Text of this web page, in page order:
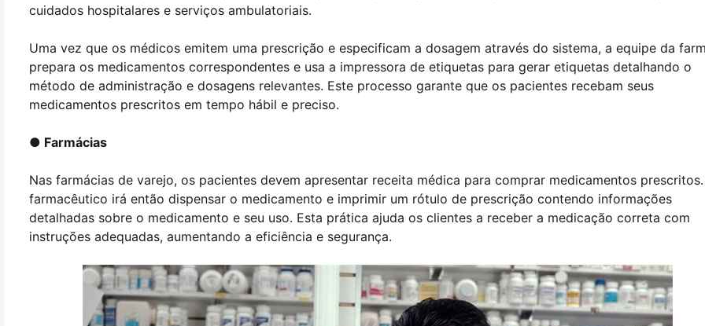
cuidados hospitalares e serviços ambulatoriais.
Uma vez que os médicos emitem uma prescrição e especificam a dosagem através do sistema, a equipe da
prepara os medicamentos correspondentes e usa a impressora de etiquetas para gerar etiquetas detalhando o
método de administração e dosagens relevantes. Este processo garante que os pacientes recebam seus
medicamentos prescritos em tempo hábil e preciso.
● Farmácias
Nas farmácias de varejo, os pacientes devem apresentar receita médica para comprar medicamentos
farmacêutico irá então dispensar o medicamento e imprimir um rótulo de prescrição contendo informações
detalhadas sobre o medicamento e seu uso. Esta prática ajuda os clientes a receber a medicação correta com
instruções adequadas, aumentando a eficiência e segurança.